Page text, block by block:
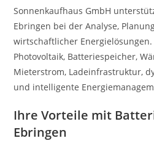
Sonnenkaufhaus GmbH
Ebringen bei der Analyse,
wirtschaftlicher
Photovoltaik, Batteriespeicher,
Mieterstrom, Ladeinfrastruktur,
und intelligente
Ihre Vorteile mit
Ebringen